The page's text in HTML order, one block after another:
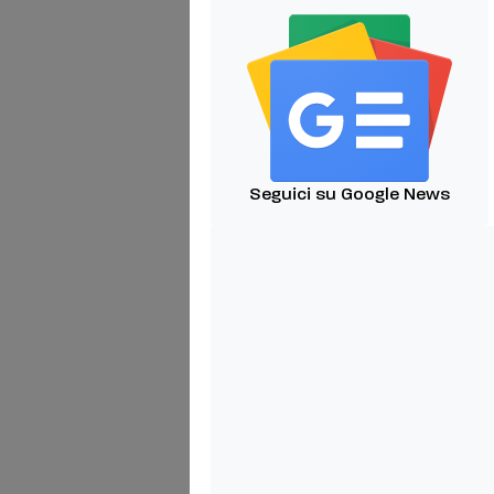
Seguici su Google News